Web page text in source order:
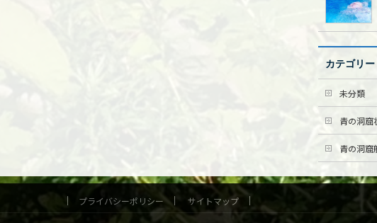
カテゴリー
未分類
青の洞窟
青の洞窟
プライバシーポリシー サイトマップ